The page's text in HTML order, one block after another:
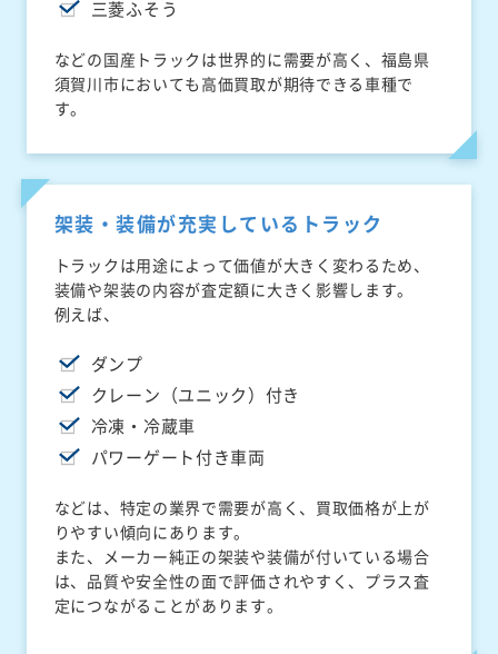
三菱ふそう
などの国産トラックは世界的に需要が高く、福島県
須賀川市においても高価買取が期待できる車種で
す。
架装・装備が充実しているトラック
トラックは用途によって価値が大きく変わるため、
装備や架装の内容が査定額に大きく影響します。
例えば、
ダンプ
クレーン（ユニック）付き
冷凍・冷蔵車
パワーゲート付き車両
などは、特定の業界で需要が高く、買取価格が上が
りやすい傾向にあります。
また、メーカー純正の架装や装備が付いている場合
は、品質や安全性の面で評価されやすく、プラス査
定につながることがあります。